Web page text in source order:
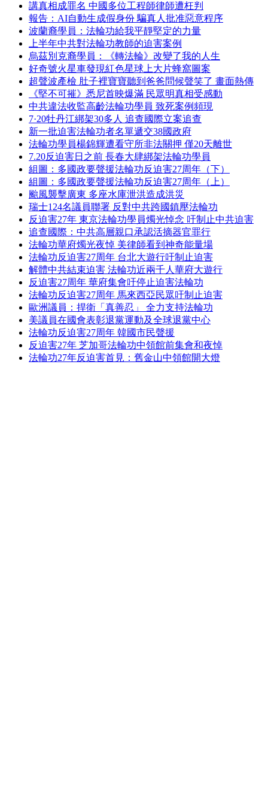
講真相成罪名 中國多位工程師律師遭枉判
報告：AI自動生成假身份 騙真人批准惡意程序
波蘭裔學員：法輪功給我平靜堅定的力量
上半年中共對法輪功教師的迫害案例
烏茲別克裔學員：《轉法輪》改變了我的人生
好奇號火星車發現紅色星球上大片蜂窩圖案
超聲波產檢 肚子裡寶寶聽到爸爸問候聲笑了 畫面熱傳
《堅不可摧》悉尼首映爆滿 民眾明真相受感動
中共違法收監高齡法輪功學員 致死案例頻現
7·20牡丹江綁架30多人 追查國際立案追查
新一批迫害法輪功者名單遞交38國政府
法輪功學員楊錦輝遭看守所非法關押 僅20天離世
7.20反迫害日之前 長春大肆綁架法輪功學員
組圖：多國政要聲援法輪功反迫害27周年（下）
組圖：多國政要聲援法輪功反迫害27周年（上）
颱風襲擊廣東 多座水庫泄洪造成洪災
瑞士124名議員聯署 反對中共跨國鎮壓法輪功
反迫害27年 東京法輪功學員燭光悼念 吁制止中共迫害
追查國際：中共高層親口承認活摘器官罪行
法輪功華府燭光夜悼 美律師看到神奇能量場
法輪功反迫害27周年 台北大遊行吁制止迫害
解體中共結束迫害 法輪功近兩千人華府大遊行
反迫害27周年 華府集會吁停止迫害法輪功
法輪功反迫害27周年 馬來西亞民眾吁制止迫害
歐洲議員：捍衛「真善忍」 全力支持法輪功
美議員在國會表彰退黨運動及全球退黨中心
法輪功反迫害27周年 韓國市民聲援
反迫害27年 芝加哥法輪功中領館前集會和夜悼
法輪功27年反迫害首見：舊金山中領館開大燈